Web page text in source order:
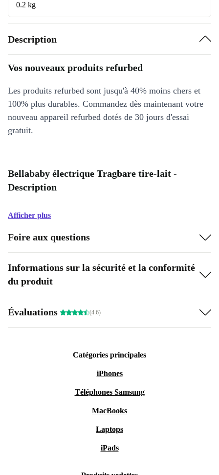
0.2 kg
Description
Vos nouveaux produits refurbed
Les produits refurbed sont jusqu'à 40% moins chers et
100% plus durables. Commandez dès maintenant votre
nouveau appareil refurbed dotés de 30 jours d'essai
gratuit.
Bellababy électrique Tragbare tire-lait -
Description
Afficher plus
Foire aux questions
Informations sur la sécurité et la conformité
du produit
Évaluations (4.6)
Catégories principales
iPhones
Téléphones Samsung
MacBooks
Laptops
iPads